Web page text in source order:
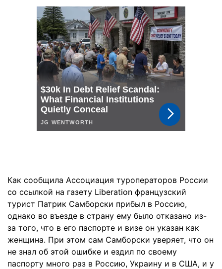
Как сообщила Ассоциация туроператоров России
со ссылкой на газету Liberation французский
турист Патрик Самборски прибыл в Россию,
однако во въезде в страну ему было отказано из-
за того, что в его паспорте и визе он указан как
женщина. При этом сам Самборски уверяет, что он
не знал об этой ошибке и ездил по своему
паспорту много раз в Россию, Украину и в США, и у